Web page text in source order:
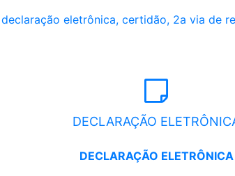
eletrônica, certidão, 2a via de
DECLARAÇÃO
DECLARAÇÃO ELETRÔNICA